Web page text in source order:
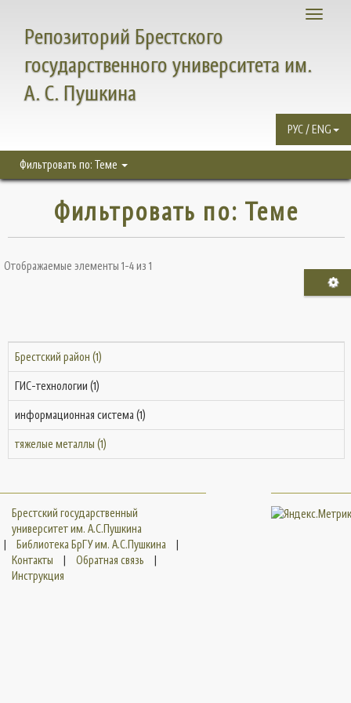
Toggle
Репозиторий Брестского
государственного университета им.
А. С. Пушкина
РУС / ENG
Фильтровать по: Теме
Фильтровать по: Теме
Отображаемые элементы 1-4 из 1
Брестский район (1)
ГИС-технологии (1)
информационная система (1)
тяжелые металлы (1)
Брестский государственный
университет им. А.С.Пушкина
|
Библиотека БрГУ им. А.С.Пушкина
|
Контакты
| Обратная связь
|
Инструкция